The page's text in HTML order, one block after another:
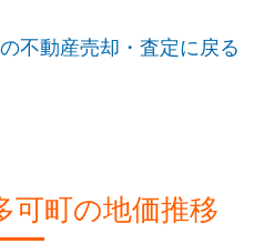
不動産売却・査定に戻る
可町の地価推移